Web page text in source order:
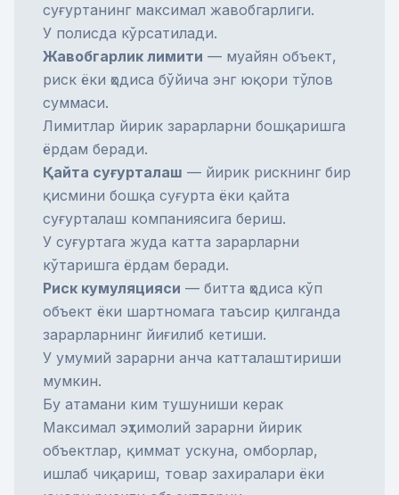
суғуртанинг максимал жавобгарлиги.
У полисда кўрсатилади.
Жавобгарлик лимити — муайян объект,
риск ёки ҳодиса бўйича энг юқори тўлов
суммаси.
Лимитлар йирик зарарларни бошқаришга
ёрдам беради.
Қайта суғурталаш — йирик рискнинг бир
қисмини бошқа суғурта ёки қайта
суғурталаш компаниясига бериш.
У суғуртага жуда катта зарарларни
кўтаришга ёрдам беради.
Риск кумуляцияси — битта ҳодиса кўп
объект ёки шартномага таъсир қилганда
зарарларнинг йиғилиб кетиши.
У умумий зарарни анча катталаштириши
мумкин.
Бу атамани ким тушуниши керак
Максимал эҳтимолий зарарни йирик
объектлар, қиммат ускуна, омборлар,
ишлаб чиқариш, товар захиралари ёки